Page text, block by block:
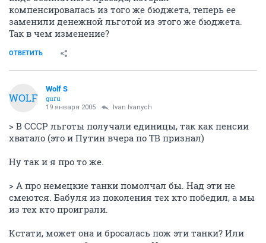
компенсировалась из того же бюджета, теперь ее
заменили денежной льготой из этого же бюджета.
Так в чем изменение?
ОТВЕТИТЬ
WOLF
Wolf S
guru
19 января 2005 Ivan Ivanych
> В СССР льготы получали единицы, так как пенсии
хватало (это и Путин вчера по ТВ признал)
Ну так и я про то же.
> А про немецкие танки помолчал бы. Над эти не
смеются. Бабуля из поколения тех кто победил, а мы
из тех кто проиграли.
Кстати, может она и бросалась пож эти танки? Или